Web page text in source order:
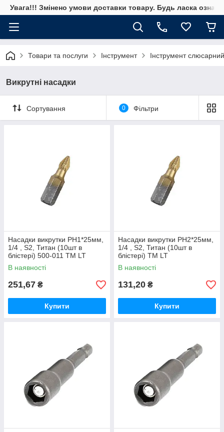
Увага!!! Змінено умови доставки товару. Будь ласка
Товари та послуги Інструмент Інструмент слюсарний
Викрутні насадки
Сортування 0 Фільтри
Насадки викрутки РН1*25мм,
1/4 , S2, Титан (10шт в
блістері) 500-011 ТМ LT
В наявності
251,67 ₴
Купити
Насадки викрутки РН2*25мм,
1/4 , S2, Титан (10шт в
блістері) ТМ LT
В наявності
131,20 ₴
Купити